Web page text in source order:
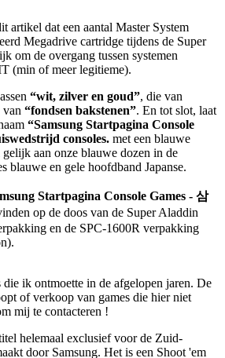
artikel dat een aantal Master System
Megadrive cartridge tijdens de Super
om de overgang tussen systemen
(min of meer legitieme).
“wit, zilver en goud”, die van
van “fondsen bakstenen”. En tot slot, laat
“Samsung Startpagina Console
consoles. met een blauwe
aan onze blauwe dozen in de
blauwe en gele hoofdband Japanse.
Startpagina Console Games - 삼
op de doos van de Super Aladdin
en de SPC-1600R verpakking
ik ontmoette in de afgelopen jaren. De
of verkoop van games die hier niet
mij te contacteren !
helemaal exclusief voor de Zuid-
door Samsung. Het is een Shoot 'em